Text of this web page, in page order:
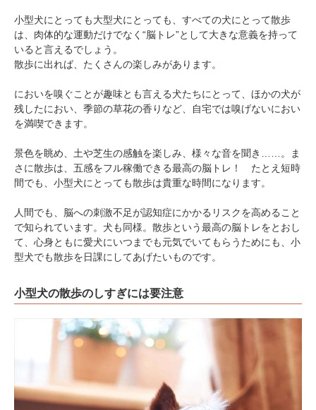
小型犬にとっても大型犬にとっても、すべての犬にとって散歩
は、肉体的な運動だけでなく“脳トレ”として大きな意義を持って
いると言えるでしょう。
散歩に出れば、たくさんの楽しみがあります。
においを嗅ぐことが趣味とも言える犬たちにとって、ほかの犬が
残したにおい、季節の草花の香りなど、自宅では嗅げないにおい
を満喫できます。
景色を眺め、土や芝生の感触を楽しみ、様々な音を聞き……。ま
さに散歩は、五感をフル稼働できる最高の脳トレ！ たとえ短時
間でも、小型犬にとっても散歩は貴重な時間になります。
人間でも、脳への刺激不足が認知症にかかるリスクを高めること
で知られています。犬も同様。散歩という最高の脳トレをとおし
て、心身ともに愛犬にいつまでも元気でいてもらうためにも、小
型犬でも散歩を日課にしてあげたいものです。
小型犬の散歩のしすぎには要注意
いぬ部をフォロー
ねこ部をフォロー
アプリをダウンロードする